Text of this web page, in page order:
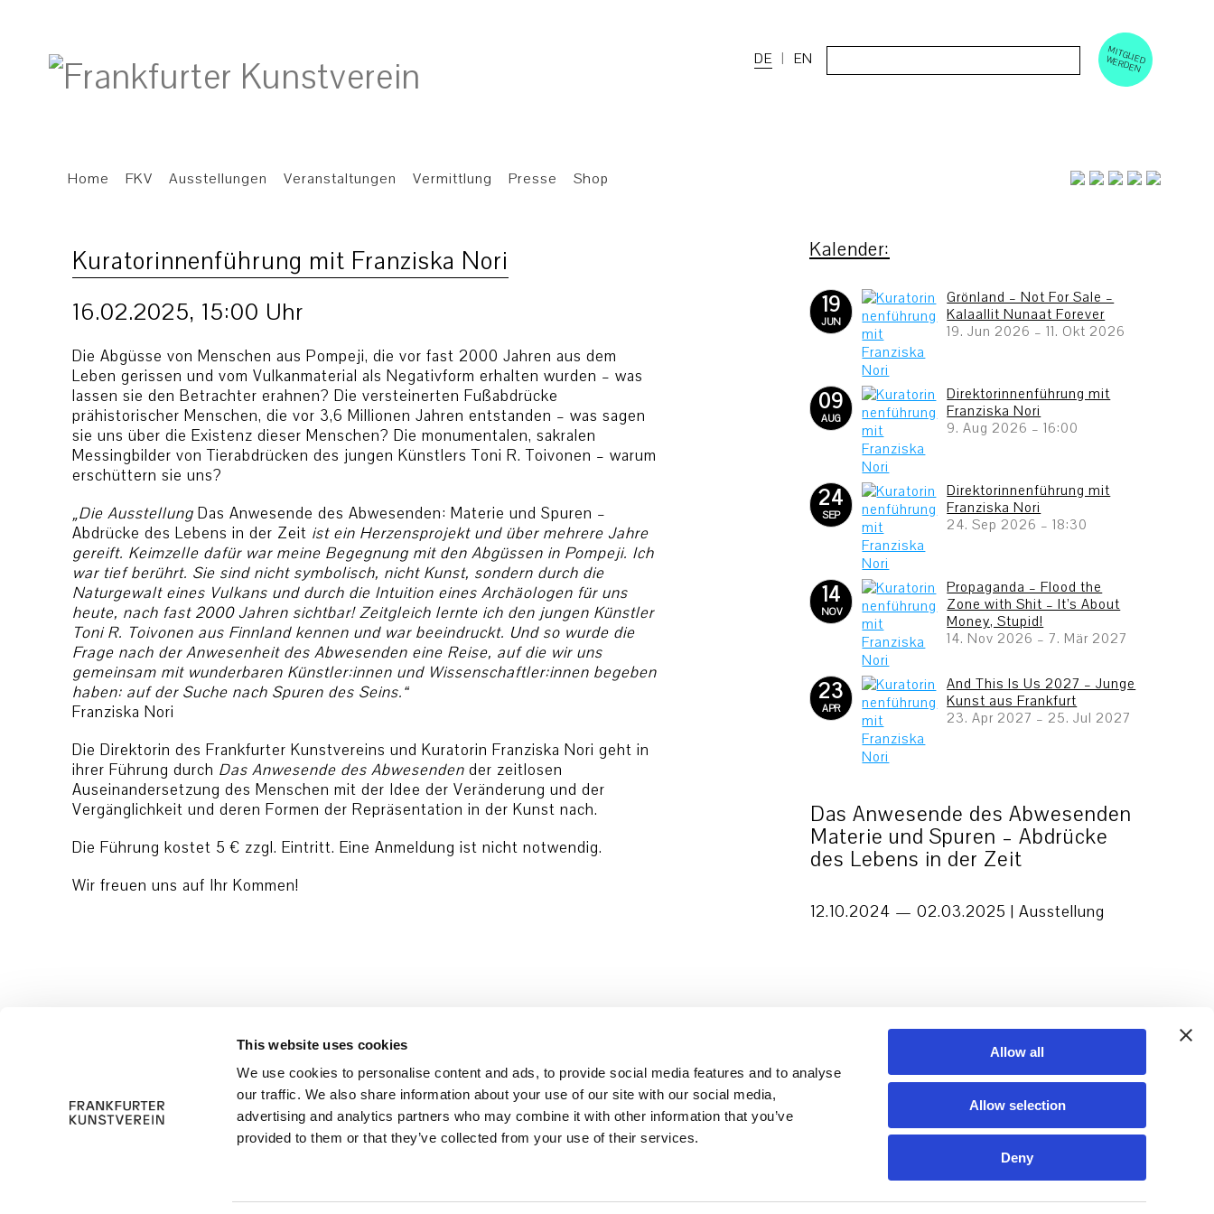
This website uses cookies
We use cookies to personalise content and ads, to provide social media features and to analyse
our traffic. We also share information about your use of our site with our social media,
advertising and analytics partners who may combine it with other information that you’ve
provided to them or that they’ve collected from your use of their services.
Allow all
Allow selection
Deny
M
ITGLIED W
ERD
EN
DE EN
Home FKV Ausstellungen Veranstaltungen Vermittlung Presse Shop
Kuratorinnenführung mit Franziska Nori
16.02.2025, 15:00 Uhr
Die Abgüsse von Menschen aus Pompeji, die vor fast 2000 Jahren aus dem
Leben gerissen und vom Vulkanmaterial als Negativform erhalten wurden – was
lassen sie den Betrachter erahnen? Die versteinerten Fußabdrücke
prähistorischer Menschen, die vor 3,6 Millionen Jahren entstanden – was sagen
sie uns über die Existenz dieser Menschen? Die monumentalen, sakralen
Messingbilder von Tierabdrücken des jungen Künstlers Toni R. Toivonen – warum
erschüttern sie uns?
„Die Ausstellung Das Anwesende des Abwesenden: Materie und Spuren –
Abdrücke des Lebens in der Zeit ist ein Herzensprojekt und über mehrere Jahre
gereift. Keimzelle dafür war meine Begegnung mit den Abgüssen in Pompeji. Ich
war tief berührt. Sie sind nicht symbolisch, nicht Kunst, sondern durch die
Naturgewalt eines Vulkans und durch die Intuition eines Archäologen für uns
heute, nach fast 2000 Jahren sichtbar! Zeitgleich lernte ich den jungen Künstler
Toni R. Toivonen aus Finnland kennen und war beeindruckt. Und so wurde die
Frage nach der Anwesenheit des Abwesenden eine Reise, auf die wir uns
gemeinsam mit wunderbaren Künstler:innen und Wissenschaftler:innen begeben
haben: auf der Suche nach Spuren des Seins.“
Franziska Nori
Die Direktorin des Frankfurter Kunstvereins und Kuratorin Franziska Nori geht in
ihrer Führung durch Das Anwesende des Abwesenden der zeitlosen
Auseinandersetzung des Menschen mit der Idee der Veränderung und der
Vergänglichkeit und deren Formen der Repräsentation in der Kunst nach.
Die Führung kostet 5 € zzgl. Eintritt. Eine Anmeldung ist nicht notwendig.
Wir freuen uns auf Ihr Kommen!
19
JUN
Grönland – Not For Sale –
Kalaallit Nunaat Forever
19. Jun 2026 –11. Okt 2026
09
AUG
Direktorinnenführung mit
Franziska Nori
9. Aug 2026 –16:00
24
SEP
Direktorinnenführung mit
Franziska Nori
24. Sep 2026 –18:30
14
NOV
Propaganda – Flood the
Zone with Shit – It’s About
Money, Stupid!
14. Nov 2026 –7. Mär 2027
23
APR
And This Is Us 2027 – Junge
Kunst aus Frankfurt
23. Apr 2027 –25. Jul 2027
Das Anwesende des Abwesenden
Materie und Spuren – Abdrücke
des Lebens in der Zeit
12.10.2024 — 02.03.2025 | Ausstellung